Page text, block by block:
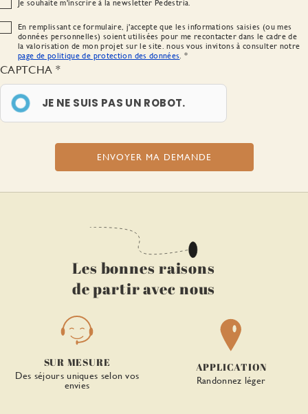
Je souhaite m'inscrire à la newsletter Pedestria.
En remplissant ce formulaire, j'accepte que les informations saisies (ou mes
données personnelles) soient utilisées pour me recontacter dans le cadre de
la valorisation de mon projet sur le site. nous vous invitons à consulter notre
page de politique de protection des données.
CAPTCHA
JE NE SUIS PAS UN ROBOT.
Les bonnes raisons
de partir avec nous
SUR MESURE
Des séjours uniques selon vos
envies
APPLICATION
Randonnez léger